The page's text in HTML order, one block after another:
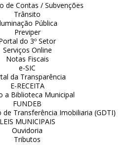
de Contas / Subvenções
Trânsito
Pública
Previper
do 3º Setor
Serviços Online
Notas Fiscais
e-SIC
da Transparência
E-RECEITA
a Biblioteca Municipal
FUNDEB
de Transferência Imobiliaria (GDTI)
LEIS MUNICIPAIS
Ouvidoria
Tributos